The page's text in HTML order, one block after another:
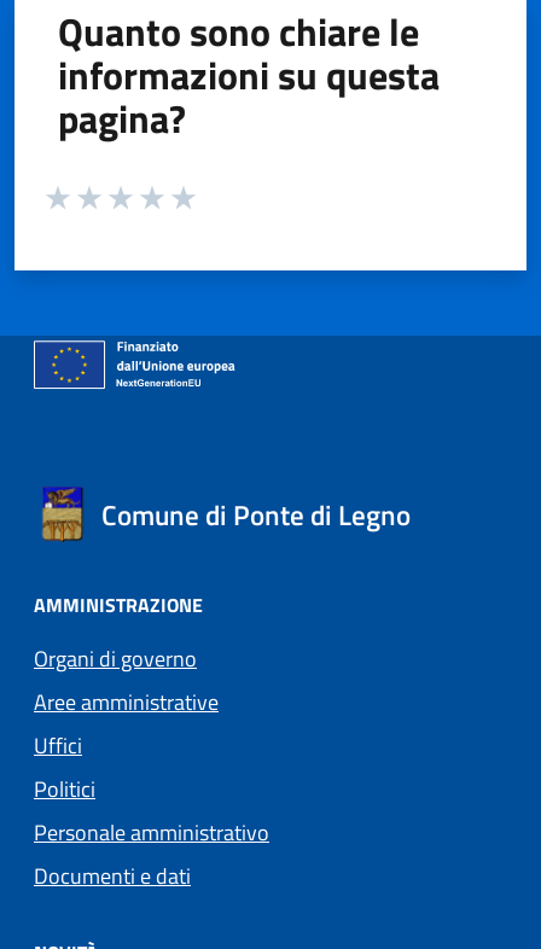
Quanto sono chiare le
informazioni su questa
pagina?
Valuta da 1 a 5 stelle la pagina
Comune di Ponte di Legno
AMMINISTRAZIONE
Organi di governo
Aree amministrative
Uffici
Politici
Personale amministrativo
Documenti e dati